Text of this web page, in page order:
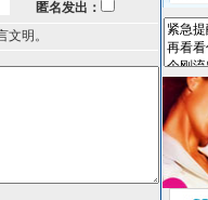
匿名发出：
明。